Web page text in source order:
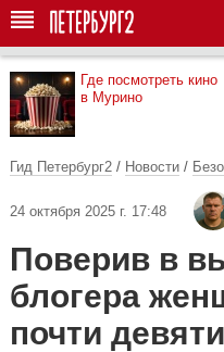
Где посмотреть кино
в Мурино
Гид Петербург2 / Новости /
24 октября 2025 г. 17:48
Поверив в
блогера
почти